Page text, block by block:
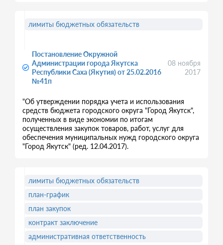
Постановление Окружной
Администрации города Якутска
Республики Саха (Якутия) от 25.02.2016
№41п
08 ноября
2017
"Об утверждении порядка учета и использования
средств бюджета городского округа "Город Якутск",
полученных в виде экономии по итогам
осуществления закупок товаров, работ, услуг для
обеспечения муниципальных нужд городского округа
"Город Якутск" (ред. 12.04.2017).
лимиты бюджетных обязательств
лимиты бюджетных обязательств
план-график
план закупок
контракт заключение
административная ответственность